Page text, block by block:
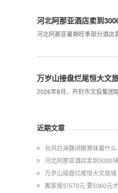
河北阿那亚酒店卖到
河北阿那亚暑期旺季部分酒店
万岁山接盘烂尾恒大文
2026年8月，开封市文投集团
近期文章
台风白海豚闭眼意味着什么
河北阿那亚酒店卖到3000
万岁山接盘烂尾恒大文旅城
搬家报价570元 要5060元